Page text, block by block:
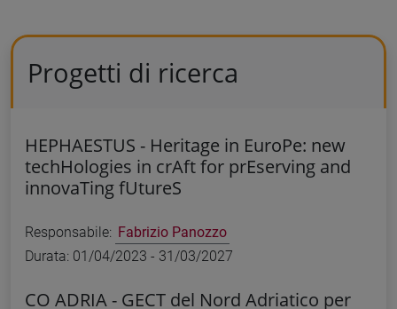
Progetti di ricerca
HEPHAESTUS - Heritage in EuroPe: new
techHologies in crAft for prEserving and
innovaTing fUtureS
Responsabile: Fabrizio Panozzo
Durata: 01/04/2023 - 31/03/2027
CO ADRIA - GECT del Nord Adriatico per